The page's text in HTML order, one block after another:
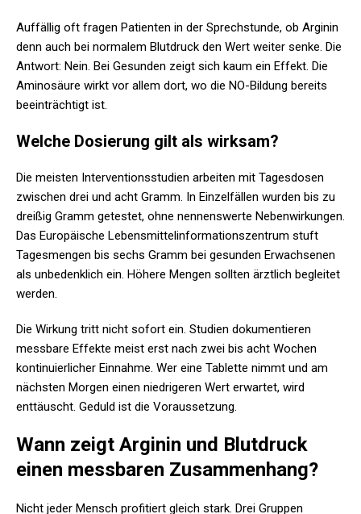
Auffällig oft fragen Patienten in der Sprechstunde, ob Arginin
denn auch bei normalem Blutdruck den Wert weiter senke. Die
Antwort: Nein. Bei Gesunden zeigt sich kaum ein Effekt. Die
Aminosäure wirkt vor allem dort, wo die NO-Bildung bereits
beeinträchtigt ist.
Welche Dosierung gilt als wirksam?
Die meisten Interventionsstudien arbeiten mit Tagesdosen
zwischen drei und acht Gramm. In Einzelfällen wurden bis zu
dreißig Gramm getestet, ohne nennenswerte Nebenwirkungen.
Das Europäische Lebensmittelinformationszentrum stuft
Tagesmengen bis sechs Gramm bei gesunden Erwachsenen
als unbedenklich ein. Höhere Mengen sollten ärztlich begleitet
werden.
Die Wirkung tritt nicht sofort ein. Studien dokumentieren
messbare Effekte meist erst nach zwei bis acht Wochen
kontinuierlicher Einnahme. Wer eine Tablette nimmt und am
nächsten Morgen einen niedrigeren Wert erwartet, wird
enttäuscht. Geduld ist die Voraussetzung.
Wann zeigt Arginin und Blutdruck
einen messbaren Zusammenhang?
Nicht jeder Mensch profitiert gleich stark. Drei Gruppen